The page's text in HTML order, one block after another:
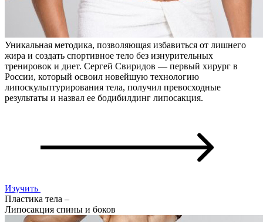
Уникальная методика, позволяющая избавиться от лишнего
жира и создать спортивное тело без изнурительных
тренировок и диет. Сергей Свиридов — первый хирург в
России, который освоил новейшую технологию
липоскульптурирования тела, получил превосходные
результаты и назвал ее бодибилдинг липосакция.
Изучить
Пластика тела –
Липосакция спины и боков